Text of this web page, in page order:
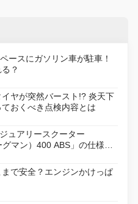
ースにガソリン車が駐車！
？
ヤが突然バースト!? 炎天下
おくべき点検内容とは
ュアリースクーター
グマン）400 ABS」の仕様を
売
で安全？エンジンかけっぱ